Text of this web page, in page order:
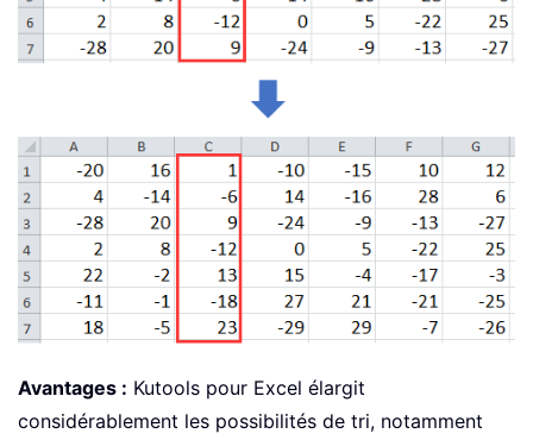
Avantages : Kutools pour Excel élargit
considérablement les possibilités de tri, notamment